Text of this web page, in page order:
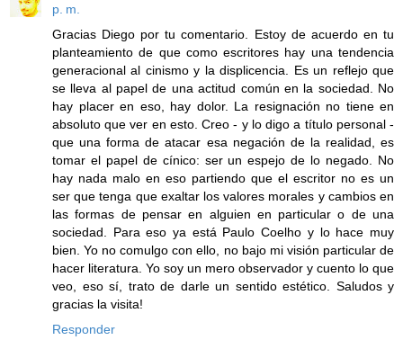
p. m.
Gracias Diego por tu comentario. Estoy de acuerdo en tu
planteamiento de que como escritores hay una tendencia
generacional al cinismo y la displicencia. Es un reflejo que
se lleva al papel de una actitud común en la sociedad. No
hay placer en eso, hay dolor. La resignación no tiene en
absoluto que ver en esto. Creo - y lo digo a título personal -
que una forma de atacar esa negación de la realidad, es
tomar el papel de cínico: ser un espejo de lo negado. No
hay nada malo en eso partiendo que el escritor no es un
ser que tenga que exaltar los valores morales y cambios en
las formas de pensar en alguien en particular o de una
sociedad. Para eso ya está Paulo Coelho y lo hace muy
bien. Yo no comulgo con ello, no bajo mi visión particular de
hacer literatura. Yo soy un mero observador y cuento lo que
veo, eso sí, trato de darle un sentido estético. Saludos y
gracias la visita!
Responder